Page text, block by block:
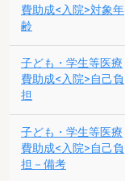
費助成<入院>対象年
齢
子ども・学生等医療
費助成<入院>自己負
担
子ども・学生等医療
費助成<入院>自己負
担－備考